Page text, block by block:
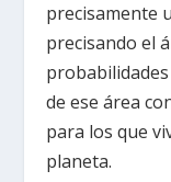
precisamente
precisando el
de ese área
para los que
planeta.